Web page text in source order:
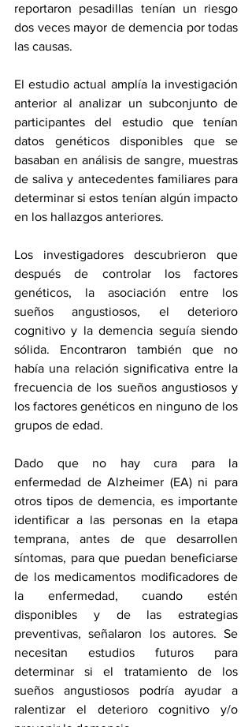
reportaron pesadillas tenían un riesgo
dos veces mayor de demencia por todas
las causas.
El estudio actual amplía la investigación
anterior al analizar un subconjunto de
participantes del estudio que tenían
datos genéticos disponibles que se
basaban en análisis de sangre, muestras
de saliva y antecedentes familiares para
determinar si estos tenían algún impacto
en los hallazgos anteriores.
Los investigadores descubrieron que
después de controlar los factores
genéticos, la asociación entre los
sueños angustiosos, el deterioro
cognitivo y la demencia seguía siendo
sólida. Encontraron también que no
había una relación significativa entre la
frecuencia de los sueños angustiosos y
los factores genéticos en ninguno de los
grupos de edad.
Dado que no hay cura para la
enfermedad de Alzheimer (EA) ni para
otros tipos de demencia, es importante
identificar a las personas en la etapa
temprana, antes de que desarrollen
síntomas, para que puedan beneficiarse
de los medicamentos modificadores de
la enfermedad, cuando estén
disponibles y de las estrategias
preventivas, señalaron los autores. Se
necesitan estudios futuros para
determinar si el tratamiento de los
sueños angustiosos podría ayudar a
ralentizar el deterioro cognitivo y/o